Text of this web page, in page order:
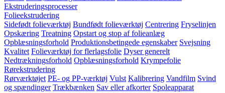
Ekstruderingsprocesser
Folieekstrudering
Sidefødt folieværktøj Bundfødt folieværktøj Centrering Fryselinjen
Opskæring Treatning Opstart og stop af folieanlæg
Opblæsningsforhold Produktionsbetingede egenskaber Svejsning
Kvalitet Folieværktøj for flerlagsfolie Dyser generelt
Nedtrækningsforhold Opblæsningsforhold Krympefolie
Rørekstrudering
Rørværktøjet PE- og PP-værktøj Vulst Kalibrering Vandfilm Svind
og spændinger Trækbænken Sav eller afkorter Spoleapparat